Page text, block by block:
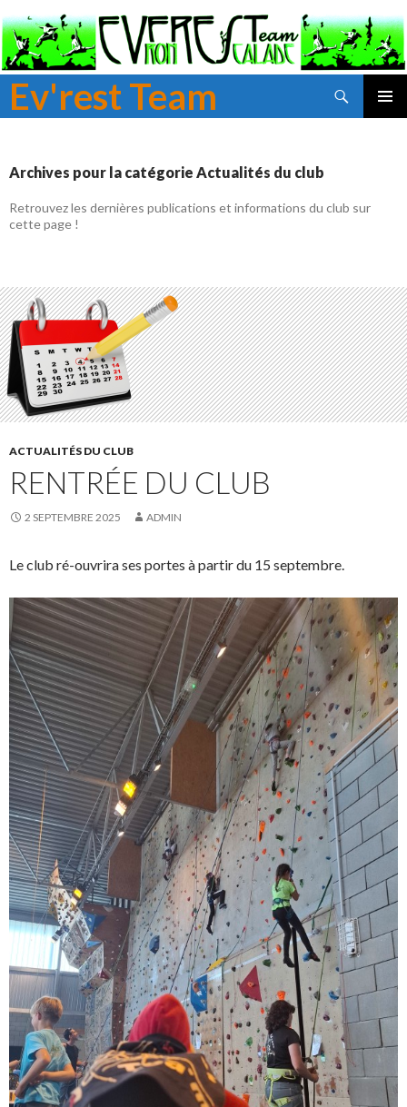
Ev'rest Team
Recherche
ALLER
PRINCIPAL
Archives pour la catégorie Actualités du club
Retrouvez les dernières publications et informations du club sur
cette page !
ACTUALITÉS DU CLUB
RENTRÉE DU CLUB
2 SEPTEMBRE 2025 ADMIN
Le club ré-ouvrira ses portes à partir du 15 septembre.